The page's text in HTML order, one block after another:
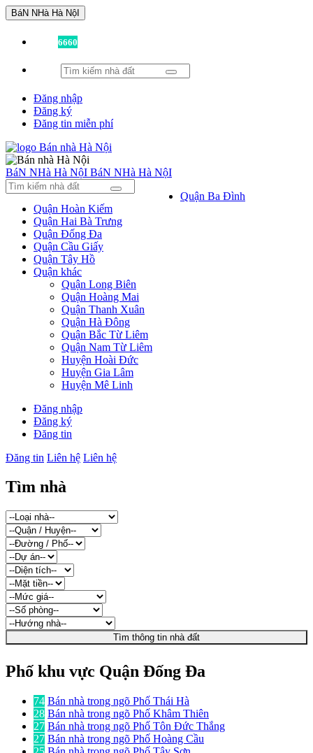
BáN NHà Hà NộI
6660
Đăng nhập
Đăng ký
Đăng tin miễn phí
BáN NHà Hà NộI BáN NHà Hà NộI
Quận Ba Đình
Quận Hoàn Kiếm
Quận Hai Bà Trưng
Quận Đống Đa
Quận Cầu Giấy
Quận Tây Hồ
Quận khác
Quận Long Biên
Quận Hoàng Mai
Quận Thanh Xuân
Quận Hà Đông
Quận Bắc Từ Liêm
Quận Nam Từ Liêm
Huyện Hoài Đức
Huyện Gia Lâm
Huyện Mê Linh
Đăng nhập
Đăng ký
Đăng tin
Đăng tin Liên hệ Liên hệ
Tìm nhà
Tìm thông tin nhà đất
Phố khu vực Quận Đống Đa
74 Bán nhà trong ngõ Phố Thái Hà
28 Bán nhà trong ngõ Phố Khâm Thiên
27 Bán nhà trong ngõ Phố Tôn Đức Thắng
27 Bán nhà trong ngõ Phố Hoàng Cầu